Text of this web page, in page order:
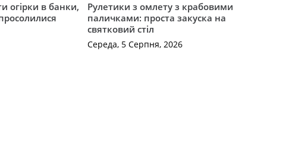
огірки в банки,
Рулетики з омлету з крабовими
паличками: проста закуска на
святковий стіл
Середа, 5 Серпня, 2026